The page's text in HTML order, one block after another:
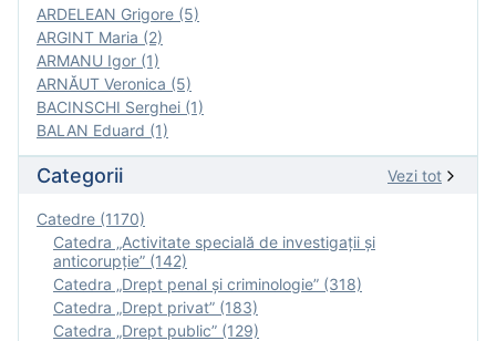
ARDELEAN Grigore (5)
ARGINT Maria (2)
ARMANU Igor (1)
ARNĂUT Veronica (5)
BACINSCHI Serghei (1)
BALAN Eduard (1)
Categorii Vezi tot
Catedre (1170)
Catedra „Activitate specială de investigaţii şi
anticorupție” (142)
Catedra „Drept penal și criminologie” (318)
Catedra „Drept privat” (183)
Catedra „Drept public” (129)